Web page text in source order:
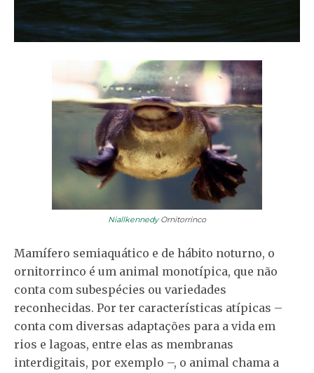
NiallkennedyOrnitorrinco
Mamífero semiaquático e de hábito noturno, o
ornitorrinco é um animal monotípica, que não
conta com subespécies ou variedades
reconhecidas. Por ter características atípicas –
conta com diversas adaptações para a vida em
rios e lagoas, entre elas as membranas
interdigitais, por exemplo –, o animal chama a